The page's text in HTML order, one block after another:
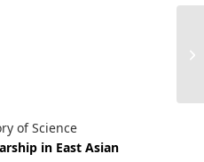
of Science
in East Asian